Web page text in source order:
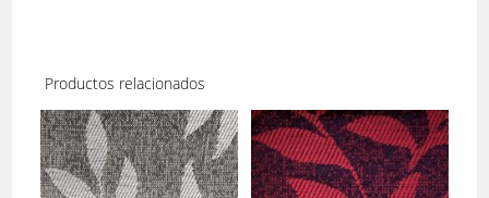
Productos relacionados